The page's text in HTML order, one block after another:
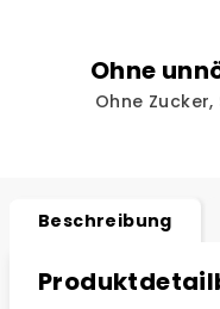
Ohne
Ohne
Beschreibung